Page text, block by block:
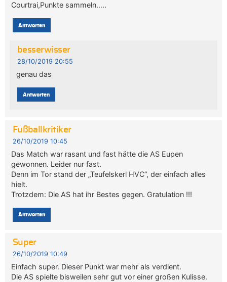
Courtrai,Punkte sammeln…..
Antworten
besserwisser
28/10/2019 20:55
genau das
Antworten
Fußballkritiker
26/10/2019 10:45
Das Match war rasant und fast hätte die AS Eupen
gewonnen. Leider nur fast.
Denn im Tor stand der „Teufelskerl HVC“, der einfach alles
hielt.
Trotzdem: Die AS hat ihr Bestes gegen. Gratulation !!!
Antworten
Super
26/10/2019 10:49
Einfach super. Dieser Punkt war mehr als verdient.
Die AS spielte bisweilen sehr gut vor einer großen Kulisse.